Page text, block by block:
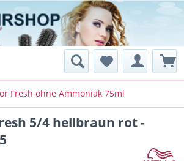
Fresh ohne Ammoniak 75ml
5/4 hellbraun rot -